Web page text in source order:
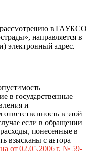
рассмотрению в ГАУКСО
направляется в
электронный адрес,
в государственные
и
в этой
если в обращении
понесенные в
взысканы с автора
от 02.05.2006 г. № 59-